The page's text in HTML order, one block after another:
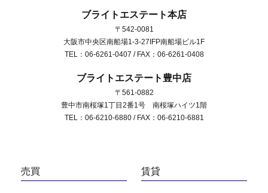
ブライトエステート本店
〒542-0081
大阪市中央区南船場1-3-27IFP南船場ビル1F
TEL：06-6261-0407 / FAX：06-6261-0408
ブライトエステート豊中店
〒561-0882
豊中市南桜塚1丁目2番1号 南桜塚ハイツ1階
TEL：06-6210-6880 / FAX：06-6210-6881
売買 賃貸